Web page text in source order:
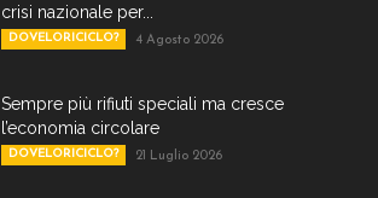
crisi nazionale per...
DOVELORICICLO? 4 Agosto 2026
Sempre più rifiuti speciali ma cresce
l’economia circolare
DOVELORICICLO? 21 Luglio 2026